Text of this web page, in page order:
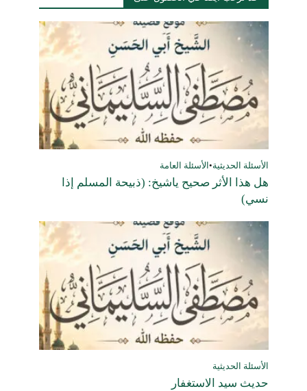
الأسئلة الحديثية• الأسئلة العامة
هل هذا الأثر صحيح ياشيخ: (ذبيحة المسلم إذا
نسي)
الأسئلة الحديثية
حديث سيد الاستغفار